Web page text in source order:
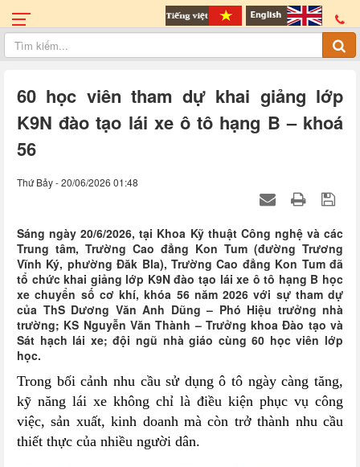
60 học viên tham dự khai giảng lớp
K9N đào tạo lái xe ô tô hạng B – khoá
56
Thứ Bảy - 20/06/2026 01:48
Sáng ngày 20/6/2026, tại Khoa Kỹ thuật Công nghệ và các
Trung tâm, Trường Cao đẳng Kon Tum (đường Trương
Vĩnh Ký, phường Đăk Bla), Trường Cao đẳng Kon Tum đã
tổ chức khai giảng lớp K9N đào tạo lái xe ô tô hạng B học
xe chuyển số cơ khí, khóa 56 năm 2026 với sự tham dự
của ThS Dương Văn Anh Dũng – Phó Hiệu trưởng nhà
trường; KS Nguyễn Văn Thành – Trưởng khoa Đào tạo và
Sát hạch lái xe; đội ngũ nhà giáo cùng 60 học viên lớp
học.
Trong bối cảnh nhu cầu sử dụng ô tô ngày càng tăng,
kỹ năng lái xe không chỉ là điều kiện phục vụ công
việc, sản xuất, kinh doanh mà còn trở thành nhu cầu
thiết thực của nhiều người dân.